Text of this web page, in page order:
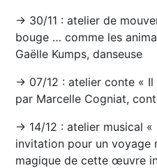
→ 30/11 : atelier de
bouge … comme les
Gaëlle Kumps, danseuse
→ 07/12 : atelier conte «
par Marcelle Cogniat,
→ 14/12 : atelier musical «
invitation pour un voyage
magique de cette œuvre